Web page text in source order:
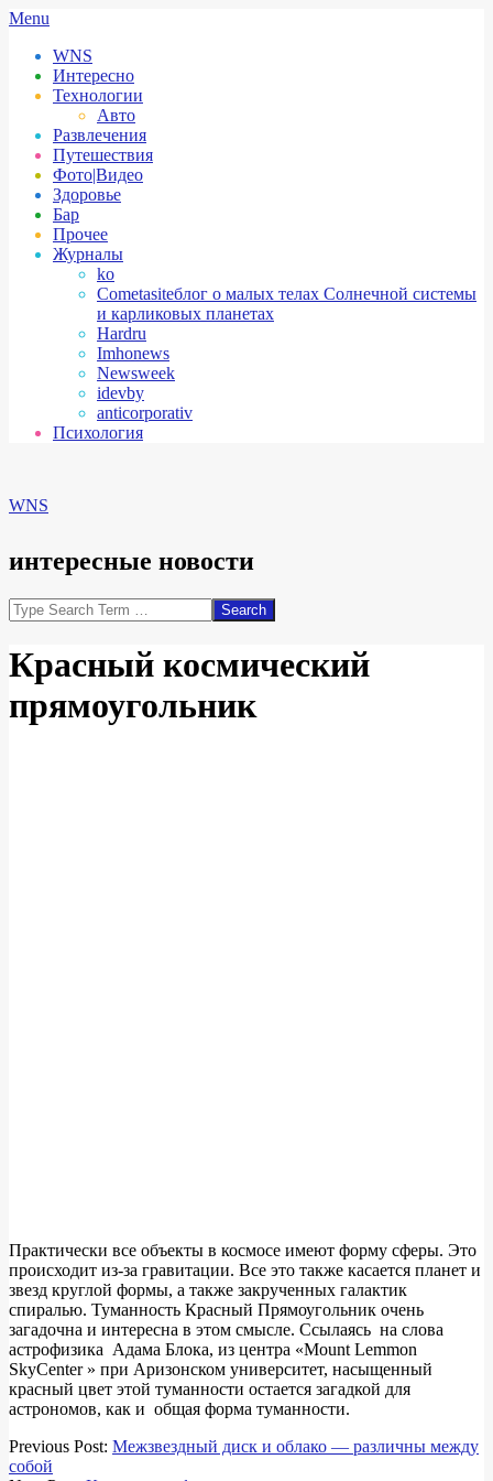
Skip
content
Secondary
Menu
Menu
WNS
Интересно
Технологии
Авто
Развлечения
Путешествия
Фото|Видео
Здоровье
Бар
Прочее
Журналы
ko
Cometasiteблог о малых телах Солнечной системы
и карликовых планетах
Hardru
Imhonews
Newsweek
idevby
anticorporativ
Психология
WNS
интересные новости
Search
Красный космический
прямоугольник
Практически все объекты в космосе имеют форму сферы. Это
происходит из-за гравитации. Все это также касается планет и
звезд круглой формы, а также закрученных галактик
спиралью. Туманность Красный Прямоугольник очень
загадочна и интересна в этом смысле. Ссылаясь на слова
астрофизика Адама Блока, из центра «Mount Lemmon
SkyCenter » при Аризонском университет, насыщенный
красный цвет этой туманности остается загадкой для
астрономов, как и общая форма туманности.
2018-
03-
Previous Post: Межзвездный диск и облако — различны между
собой